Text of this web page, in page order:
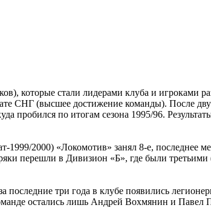
которые стали лидерами клуба и игроками
(высшее достижение команды). После двух
пробился по итогам сезона 1995/96.
2000) «Локомотив» занял 8-е, последнее
перешли в Дивизион «Б», где были
последние три года в клубе появились
остались лишь Андрей Вохмянин и